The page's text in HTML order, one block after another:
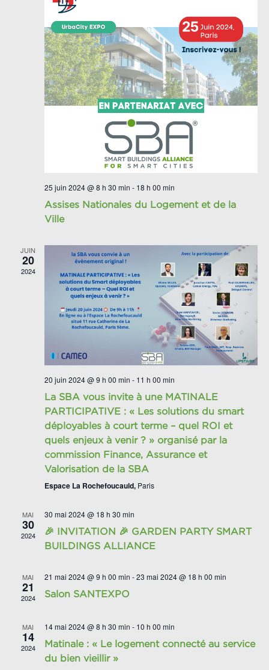
25 juin 2024 @ 8 h 30 min - 18 h 00 min
Assises Nationales du Logement et de la
Ville
JUIN
20
2024
20 juin 2024 @ 9 h 00 min - 11 h 00 min
La SBA vous invite à une MATINALE
PARTICIPATIVE : « Les solutions du smart
déployables à court terme – quel ROI et
quels enjeux à venir ? » organisé par la
commission Finance, Assurance et
Valorisation de la SBA
Espace La Rochefoucauld, Paris
MAI
30
2024
30 mai 2024 @ 18 h 30 min
🎉 INVITATION 🎉 GARDEN PARTY SMART
BUILDINGS ALLIANCE
MAI
21
2024
21 mai 2024 @ 9 h 00 min -23 mai 2024 @ 18 h 00 min
Salon SANTEXPO
MAI
14
2024
14 mai 2024 @ 8 h 30 min - 10 h 00 min
Matinale : « Le logement connecté au service
du bien vieillir »